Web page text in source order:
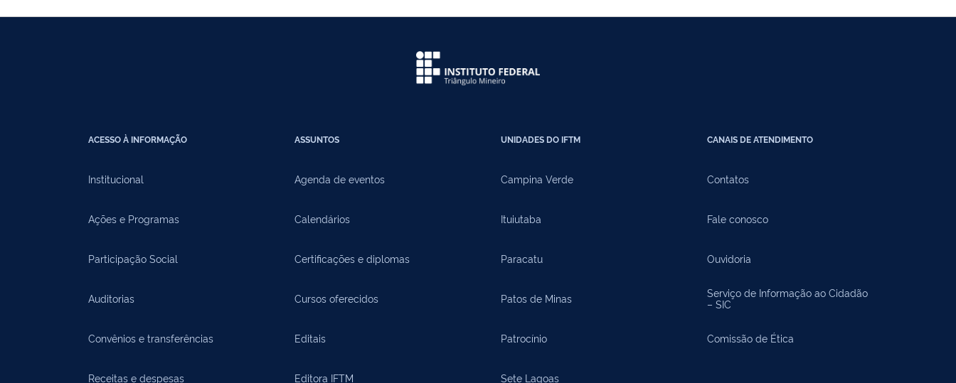
ACESSO À INFORMAÇÃO
Institucional
Ações e Programas
Participação Social
Auditorias
Convênios e transferências
Receitas e despesas
ASSUNTOS
Agenda de eventos
Calendários
Certificações e diplomas
Cursos oferecidos
Editais
Editora IFTM
UNIDADES DO IFTM
Campina Verde
Ituiutaba
Paracatu
Patos de Minas
Patrocínio
Sete Lagoas
CANAIS DE ATENDIMENTO
Contatos
Fale conosco
Ouvidoria
Serviço de Informação ao Cidadão
– SIC
Comissão de Ética